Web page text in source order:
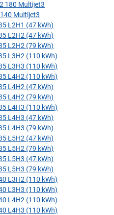
180 Multijet3
Multijet3
L2H1 (47 kWh)
L2H2 (47 kWh)
L2H2 (79 kWh)
L3H2 (110 kWh)
L3H3 (110 kWh)
L4H2 (110 kWh)
L4H2 (47 kWh)
L4H2 (79 kWh)
L4H3 (110 kWh)
L4H3 (47 kWh)
L4H3 (79 kWh)
L5H2 (47 kWh)
L5H2 (79 kWh)
L5H3 (47 kWh)
L5H3 (79 kWh)
L3H2 (110 kWh)
L3H3 (110 kWh)
L4H2 (110 kWh)
L4H3 (110 kWh)